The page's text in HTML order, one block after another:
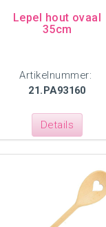
Lepel hout ovaal
35cm
Artikelnummer:
21.PA93160
Details